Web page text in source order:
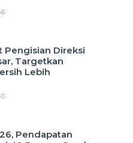
Pengisian Direksi
Targetkan
Lebih
Pendapatan